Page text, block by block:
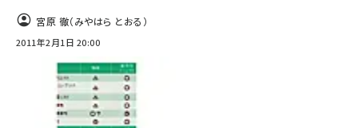
宮原 徹（みやはら とおる）
2011年2月1日 20:00